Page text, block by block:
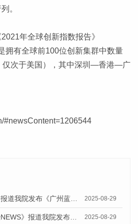
。
年全球创新指数报告》
拥有全球前100位创新集群中数量
仅次于美国），其中深圳—香港—广
#newsContent=1206544
8月29日《花城咖》报道我院发布《广州蓝皮书：广州国际商贸中心发展报告（2025）》的视频采访 2025-08-29
8月29日《南方财经NEWS》报道我院发布《广州蓝皮书：广州国际商贸中心发展报告（2025）》的视频采访 2025-08-29